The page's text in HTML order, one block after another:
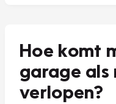
Hoe komt
garage als
verlopen?